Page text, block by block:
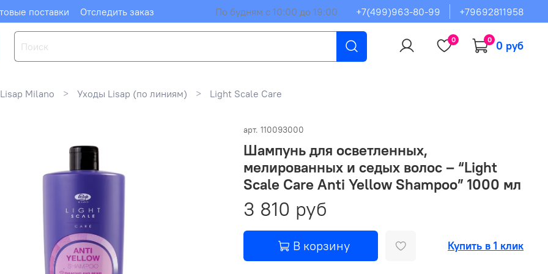
поставки Отследить заказ По будням с 10:00 до 19:00 +7(499)963-80-99 +79692811958
0 0 0 руб
Lisap Milano Уходы Lisap (по линиям) Light Scale Care
арт. 110093000
Шампунь для осветленных,
мелированных и седых волос – “Light
Scale Care Anti Yellow Shampoo” 1000 мл
3 810 руб
В корзину Купить в 1 клик